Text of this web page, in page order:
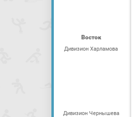
Восток
Дивизион Харламова
Дивизион Чернышева